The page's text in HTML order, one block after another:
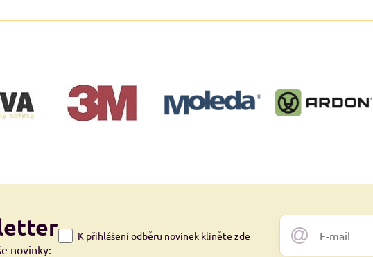
novinky:
K přihlášení odběru novinek kliněte zde